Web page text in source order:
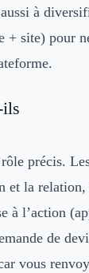
à
+ site) pour
ils
précis.
et la
à l’action
de
vous